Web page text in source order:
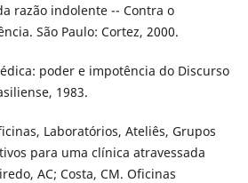
razão indolente -- Contra o
São Paulo: Cortez, 2000.
poder e impotência do Discurso
1983.
Laboratórios, Ateliês, Grupos
para uma clínica atravessada
AC; Costa, CM. Oficinas